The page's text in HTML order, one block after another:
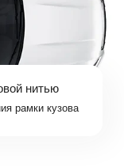
нитью
рамки кузова